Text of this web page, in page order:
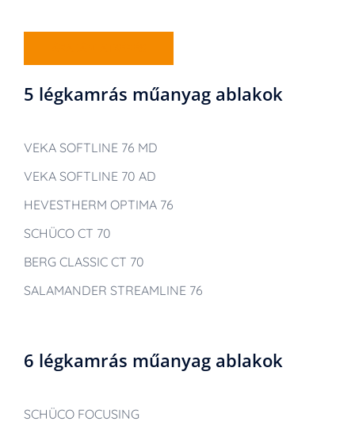
5 légkamrás műanyag ablakok
VEKA SOFTLINE 76 MD
VEKA SOFTLINE 70 AD
HEVESTHERM OPTIMA 76
SCHÜCO CT 70
BERG CLASSIC CT 70
SALAMANDER STREAMLINE 76
6 légkamrás műanyag ablakok
SCHÜCO FOCUSING